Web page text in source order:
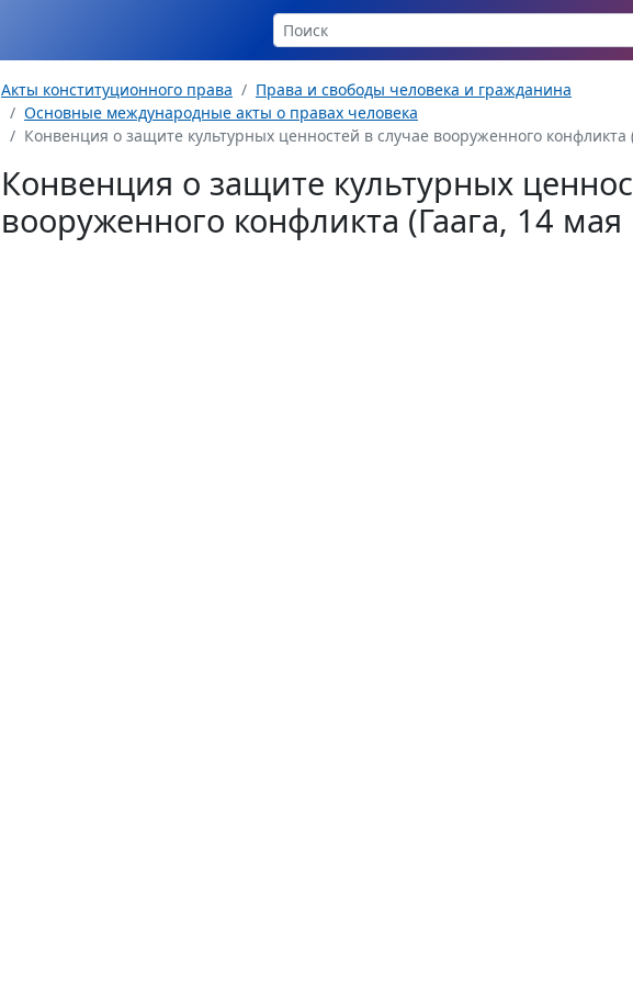
Акты конституционного права
Права и свободы человека и гражданина
Основные международные акты о правах человека
Конвенция о защите культурных ценностей в случае вооруженного конфликта
Конвенция о защите культурных
вооруженного конфликта (Гаага, 14 мая